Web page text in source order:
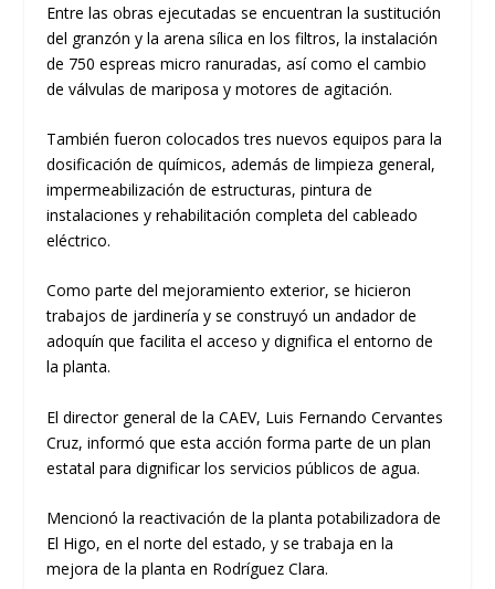
Entre las obras ejecutadas se encuentran la sustitución
del granzón y la arena sílica en los filtros, la instalación
de 750 espreas micro ranuradas, así como el cambio
de válvulas de mariposa y motores de agitación.
También fueron colocados tres nuevos equipos para la
dosificación de químicos, además de limpieza general,
impermeabilización de estructuras, pintura de
instalaciones y rehabilitación completa del cableado
eléctrico.
Como parte del mejoramiento exterior, se hicieron
trabajos de jardinería y se construyó un andador de
adoquín que facilita el acceso y dignifica el entorno de
la planta.
El director general de la CAEV, Luis Fernando Cervantes
Cruz, informó que esta acción forma parte de un plan
estatal para dignificar los servicios públicos de agua.
Mencionó la reactivación de la planta potabilizadora de
El Higo, en el norte del estado, y se trabaja en la
mejora de la planta en Rodríguez Clara.